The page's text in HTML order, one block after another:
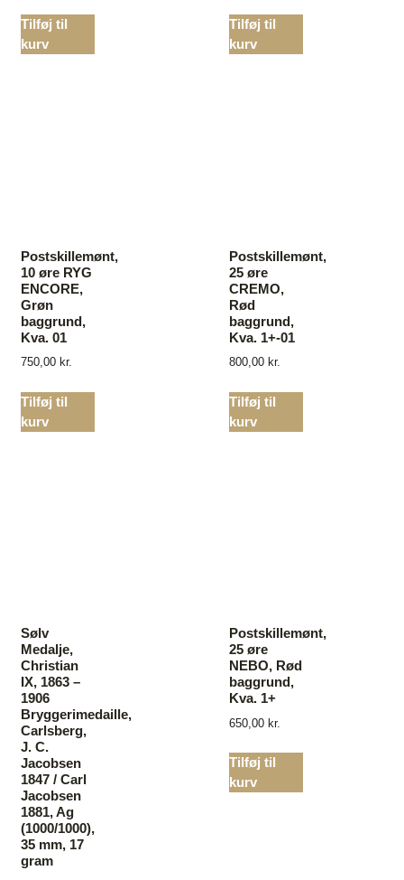
Tilføj til
kurv
Tilføj til
kurv
Postskillemønt,
10 øre RYG
ENCORE,
Grøn
baggrund,
Kva. 01
750,00 kr.
Tilføj til
kurv
Postskillemønt,
25 øre
CREMO,
Rød
baggrund,
Kva. 1+-01
800,00 kr.
Tilføj til
kurv
Sølv
Medalje,
Christian
IX, 1863 –
1906
Bryggerimedaille,
Carlsberg,
J. C.
Jacobsen
1847 / Carl
Jacobsen
1881, Ag
(1000/1000),
35 mm, 17
gram
Postskillemønt,
25 øre
NEBO, Rød
baggrund,
Kva. 1+
650,00 kr.
Tilføj til
kurv